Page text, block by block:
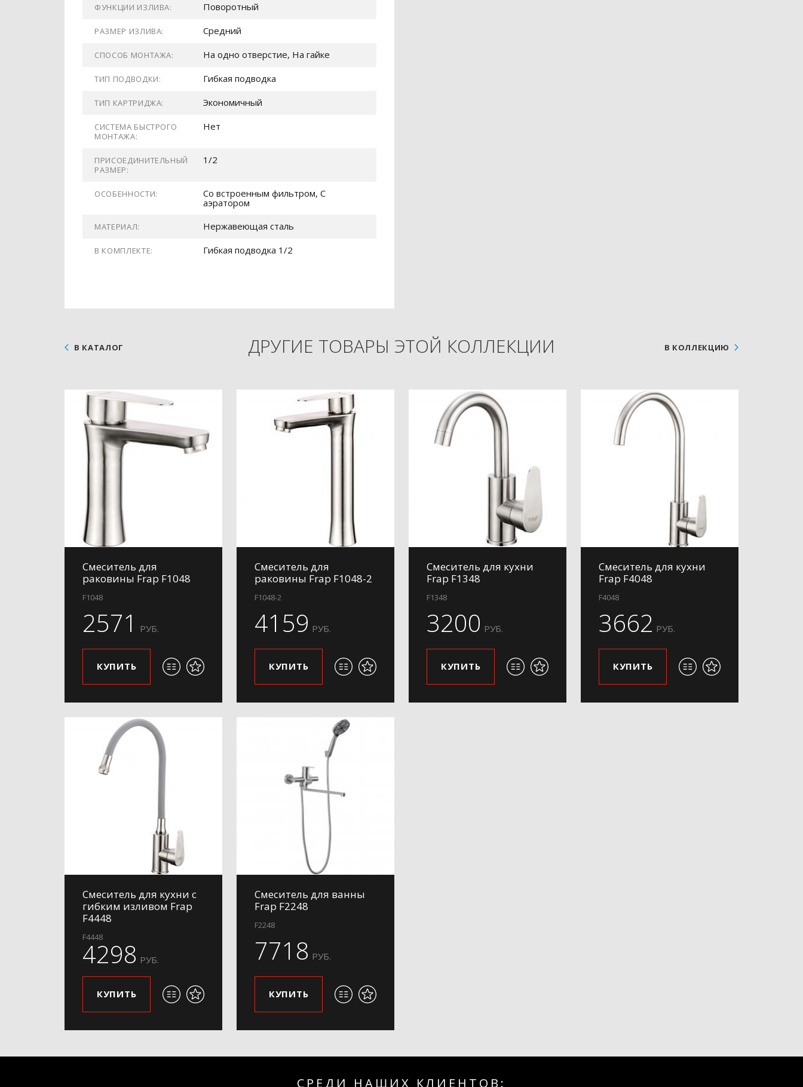
ФУНКЦИИ ИЗЛИВА: Поворотный
РАЗМЕР ИЗЛИВА: Средний
СПОСОБ МОНТАЖА: На одно отверстие, На гайке
ТИП ПОДВОДКИ: Гибкая подводка
ТИП КАРТРИДЖА: Экономичный
СИСТЕМА БЫСТРОГО
МОНТАЖА:
Нет
ПРИСОЕДИНИТЕЛЬНЫЙ
РАЗМЕР:
1/2
ОСОБЕННОСТИ:
Со встроенным фильтром, С
аэратором
МАТЕРИАЛ: Нержавеющая сталь
В КОМПЛЕКТЕ: Гибкая подводка 1/2
ДРУГИЕ ТОВАРЫ ЭТОЙ КОЛЛЕКЦИИ
В КАТАЛОГ В КОЛЛЕКЦИЮ
Смеситель для
раковины Frap F1048
F1048
2571 РУБ.
КУПИТЬ
Смеситель для
раковины Frap F1048-2
F1048-2
4159 РУБ.
КУПИТЬ
Смеситель для кухни
Frap F1348
F1348
3200 РУБ.
КУПИТЬ
Смеситель для кухни
Frap F4048
F4048
3662 РУБ.
КУПИТЬ
Смеситель для кухни с
гибким изливом Frap
F4448
F4448
4298 РУБ.
КУПИТЬ
Смеситель для ванны
Frap F2248
F2248
7718 РУБ.
КУПИТЬ
СРЕДИ НАШИХ КЛИЕНТОВ: